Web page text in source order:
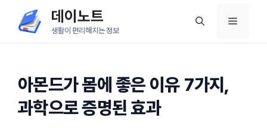
츠
데이노트
생활이 편리해지는 정보
메
아몬드가 몸에 좋은 이유 7가지,
과학으로 증명된 효과